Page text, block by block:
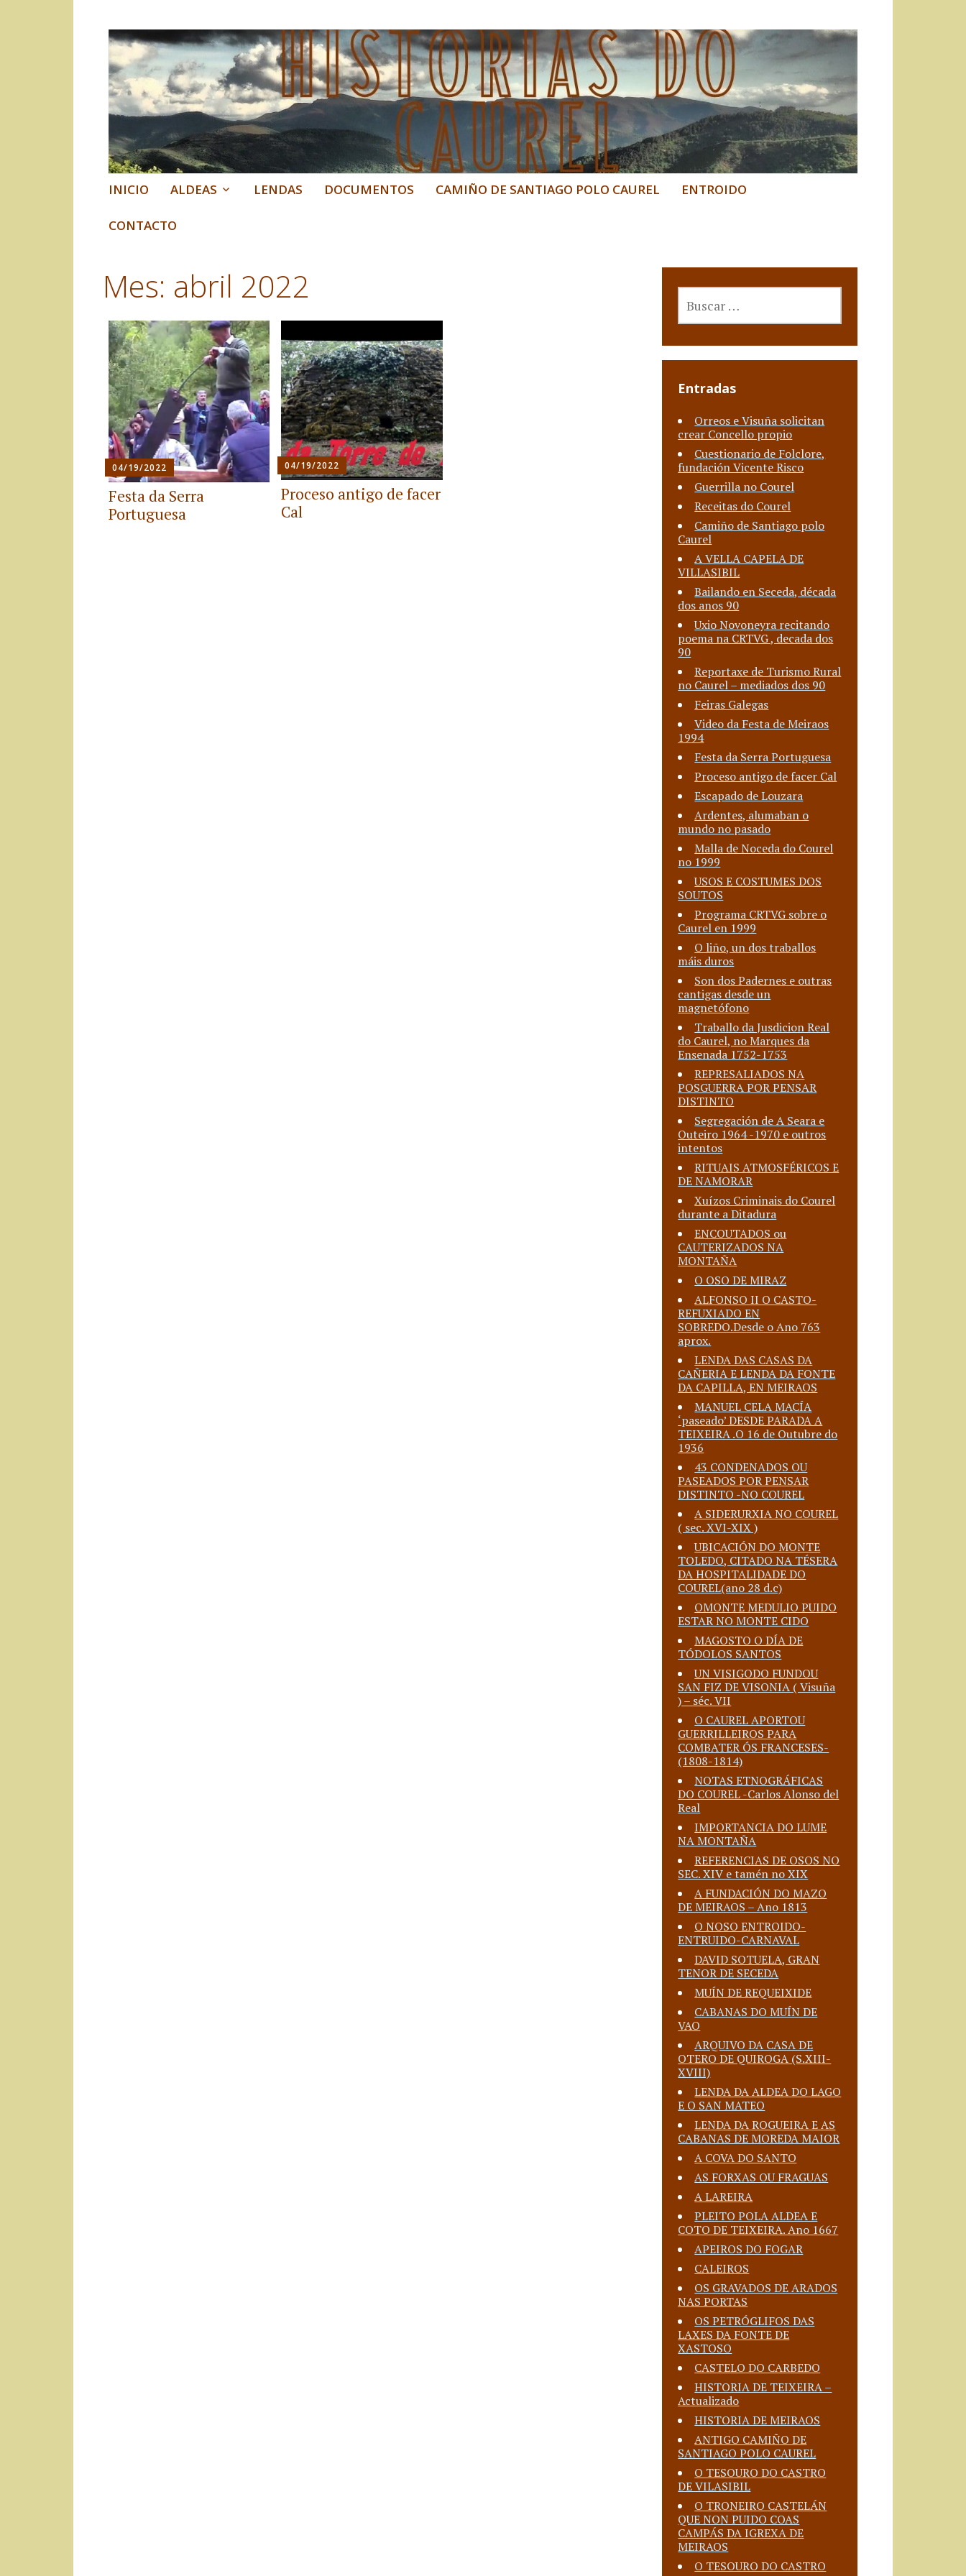
Historias do Courel
Historia, lendas e contos do Courel, Caurel
Ir
contenido
INICIO ALDEAS LENDAS DOCUMENTOS CAMIÑO DE SANTIAGO POLO CAUREL ENTROIDO
CONTACTO
Mes: abril 2022
04/19/2022
Festa da Serra
Portuguesa
04/19/2022
Proceso antigo de facer
Cal
Entradas
Orreos e Visuña solicitan
crear Concello propio
Cuestionario de Folclore,
fundación Vicente Risco
Guerrilla no Courel
Receitas do Courel
Camiño de Santiago polo
Caurel
A VELLA CAPELA DE
VILLASIBIL
Bailando en Seceda, década
dos anos 90
Uxio Novoneyra recitando
poema na CRTVG , decada dos
90
Reportaxe de Turismo Rural
no Caurel – mediados dos 90
Feiras Galegas
Video da Festa de Meiraos
1994
Festa da Serra Portuguesa
Proceso antigo de facer Cal
Escapado de Louzara
Ardentes, alumaban o
mundo no pasado
Malla de Noceda do Courel
no 1999
USOS E COSTUMES DOS
SOUTOS
Programa CRTVG sobre o
Caurel en 1999
O liño, un dos traballos
máis duros
Son dos Padernes e outras
cantigas desde un
magnetófono
Traballo da Jusdicion Real
do Caurel, no Marques da
Ensenada 1752-1753
REPRESALIADOS NA
POSGUERRA POR PENSAR
DISTINTO
Segregación de A Seara e
Outeiro 1964 -1970 e outros
intentos
RITUAIS ATMOSFÉRICOS E
DE NAMORAR
Xuízos Criminais do Courel
durante a Ditadura
ENCOUTADOS ou
CAUTERIZADOS NA
MONTAÑA
O OSO DE MIRAZ
ALFONSO II O CASTO-
REFUXIADO EN
SOBREDO.Desde o Ano 763
aprox.
LENDA DAS CASAS DA
CAÑERIA E LENDA DA FONTE
DA CAPILLA, EN MEIRAOS
MANUEL CELA MACÍA
‘paseado’ DESDE PARADA A
TEIXEIRA .O 16 de Outubre do
1936
43 CONDENADOS OU
PASEADOS POR PENSAR
DISTINTO -NO COUREL
A SIDERURXIA NO COUREL
( sec. XVI-XIX )
UBICACIÓN DO MONTE
TOLEDO, CITADO NA TÉSERA
DA HOSPITALIDADE DO
COUREL(ano 28 d.c)
OMONTE MEDULIO PUIDO
ESTAR NO MONTE CIDO
MAGOSTO O DÍA DE
TÓDOLOS SANTOS
UN VISIGODO FUNDOU
SAN FIZ DE VISONIA ( Visuña
) – séc. VII
O CAUREL APORTOU
GUERRILLEIROS PARA
COMBATER ÓS FRANCESES-
(1808-1814)
NOTAS ETNOGRÁFICAS
DO COUREL -Carlos Alonso del
Real
IMPORTANCIA DO LUME
NA MONTAÑA
REFERENCIAS DE OSOS NO
SEC. XIV e tamén no XIX
A FUNDACIÓN DO MAZO
DE MEIRAOS – Ano 1813
O NOSO ENTROIDO-
ENTRUIDO-CARNAVAL
DAVID SOTUELA, GRAN
TENOR DE SECEDA
MUÍN DE REQUEIXIDE
CABANAS DO MUÍN DE
VAO
ARQUIVO DA CASA DE
OTERO DE QUIROGA (S.XIII-
XVIII)
LENDA DA ALDEA DO LAGO
E O SAN MATEO
LENDA DA ROGUEIRA E AS
CABANAS DE MOREDA MAIOR
A COVA DO SANTO
AS FORXAS OU FRAGUAS
A LAREIRA
PLEITO POLA ALDEA E
COTO DE TEIXEIRA. Ano 1667
APEIROS DO FOGAR
CALEIROS
OS GRAVADOS DE ARADOS
NAS PORTAS
OS PETRÓGLIFOS DAS
LAXES DA FONTE DE
XASTOSO
CASTELO DO CARBEDO
HISTORIA DE TEIXEIRA –
Actualizado
HISTORIA DE MEIRAOS
ANTIGO CAMIÑO DE
SANTIAGO POLO CAUREL
O TESOURO DO CASTRO
DE VILASIBIL
O TRONEIRO CASTELÁN
QUE NON PUIDO COAS
CAMPÁS DA IGREXA DE
MEIRAOS
O TESOURO DO CASTRO